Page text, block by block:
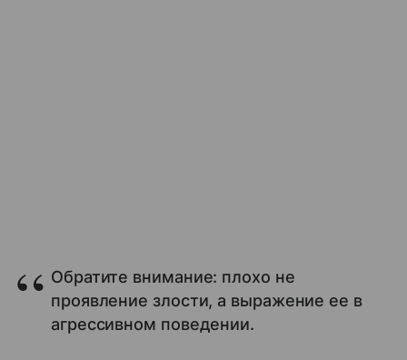
Обратите внимание: плохо не
проявление злости, а выражение ее в
агрессивном поведении.